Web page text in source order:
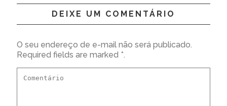
DEIXE UM COMENTÁRIO
O seu endereço de e-mail não será publicado.
Required fields are marked *.